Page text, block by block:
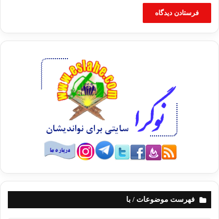
این را یک فرصت تلقی می‌کنیم و برای حرکت از وضعیت موجود به
وضعیت مطلوب، در انتخابات شرکت می‌کنیم.»
به‌ برکت جماعت، نمازهای جمعه‌ و فعالیتهای قرآنی در تهران از
منازل شخصی به‌ نمازخانه‌های استیجاری منتقل شده‌ است
در این نشست، حمزه شیخه‌پور، «مسؤول هیأت اجرایی استان
تهران»، گزارشی از اهمّ فعالیتهای این استان ارائه دادند. وی در
بخشی از گزارش با اشاره به اینکه در ابتدا نمازهای جمعه و کلاسهای
قرآن در منازل شخصی یا مکان‌هایی که درخور نبود، برگزار می‌شد
افزود: «به برکت جماعت هم‌اکنون این فعالیتها در نمازخانه‌های
به ساماندهی نمازخانه‌هایی که زیر نظر شورای امور مساجد استان
فهرست موضوعات / با